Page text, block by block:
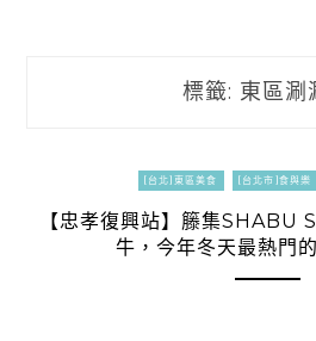
標籤: 東區涮
[台北]東區美食 [台北市]食與樂
【忠孝復興站】籐集SHABU
牛，今年冬天最熱門